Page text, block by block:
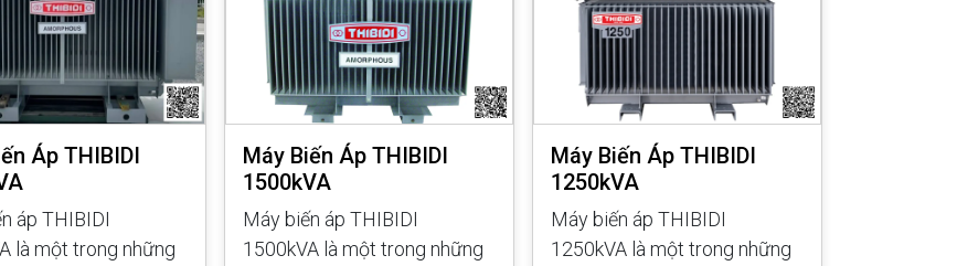
Áp THIBIDI
áp THIBIDI
là một trong những
Máy Biến Áp THIBIDI
1500kVA
Máy biến áp THIBIDI
1500kVA là một trong những
Máy Biến Áp THIBIDI
1250kVA
Máy biến áp THIBIDI
1250kVA là một trong những